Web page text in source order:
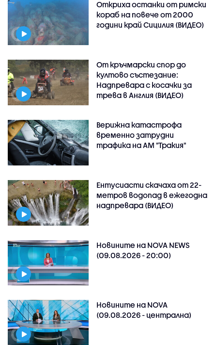
Откриха останки от римски
кораб на повече от 2000
години край Сицилия (ВИДЕО)
От кръчмарски спор до
култово състезание:
Надпревара с косачки за
трева в Англия (ВИДЕО)
Верижна катастрофа
временно затрудни
трафика на АМ "Тракия"
Ентусиасти скачаха от 22-
метров водопад в ежегодна
надпревара (ВИДЕО)
Новините на NOVA NEWS
(09.08.2026 - 20:00)
Новините на NOVA
(09.08.2026 - централна)